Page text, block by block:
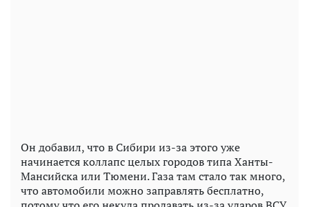
Он добавил, что в Сибири из-за этого уже
начинается коллапс целых городов типа Ханты-
Мансийска или Тюмени. Газа там стало так много,
что автомобили можно заправлять бесплатно,